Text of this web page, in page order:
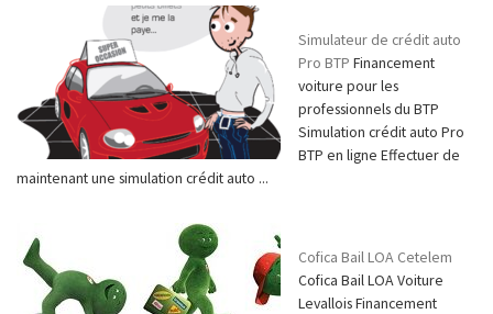
Simulateur de crédit auto
Pro BTP Financement
voiture pour les
professionnels du BTP
Simulation crédit auto Pro
BTP en ligne Effectuer de
maintenant une simulation crédit auto ...
Cofica Bail LOA Cetelem
Cofica Bail LOA Voiture
Levallois Financement